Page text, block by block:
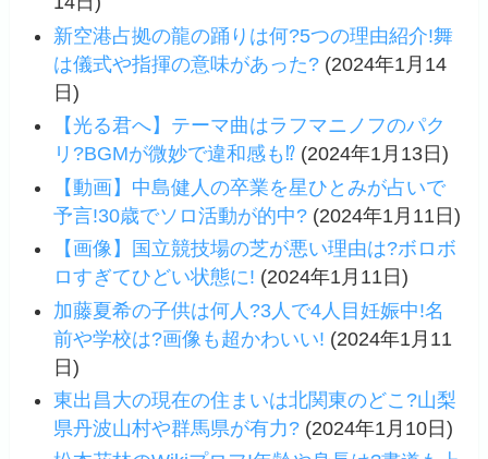
新空港占拠の龍の踊りは何?5つの理由紹介!舞
は儀式や指揮の意味があった? (2024年1月14
日)
【光る君へ】テーマ曲はラフマニノフのパク
リ?BGMが微妙で違和感も⁉ (2024年1月13日)
【動画】中島健人の卒業を星ひとみが占いで
予言!30歳でソロ活動が的中? (2024年1月11日)
【画像】国立競技場の芝が悪い理由は?ボロボ
ロすぎてひどい状態に! (2024年1月11日)
加藤夏希の子供は何人?3人で4人目妊娠中!名
前や学校は?画像も超かわいい! (2024年1月11
日)
東出昌大の現在の住まいは北関東のどこ?山梨
県丹波山村や群馬県が有力? (2024年1月10日)